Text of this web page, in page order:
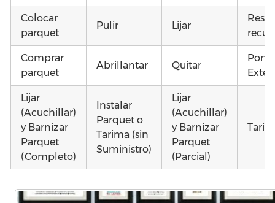
Colocar
parquet
Pulir Lijar
Comprar
parquet
Abrillantar Quitar
Lijar
(Acuchillar)
y Barnizar
Parquet
(Completo)
Instalar
Parquet o
Tarima (sin
Suministro)
Lijar
(Acuchillar)
y Barnizar
Parquet
(Parcial)
parquet o
parquet o
parquet o
Otros